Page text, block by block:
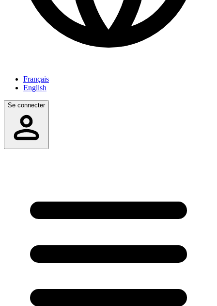
Français
English
Se connecter